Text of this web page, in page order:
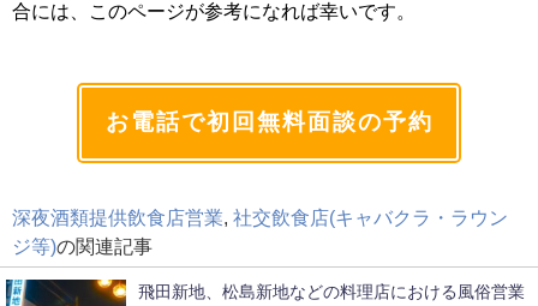
合には、このページが参考になれば幸いです。
お電話で初回無料面談の予約
深夜酒類提供飲食店営業 社交飲食店(キャバクラ・ラウン
ジ等)の関連記事
飛田新地、松島新地などの料理店における風俗営業